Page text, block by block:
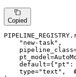
Copied
"new-task" ,
    default={
"pt" :
type="text" ,